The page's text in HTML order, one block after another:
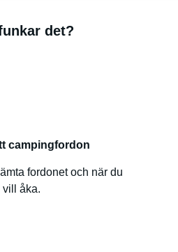
det?
campingfordon
fordonet och när du
vill åka.